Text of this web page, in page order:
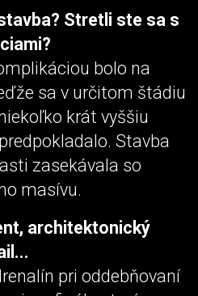
Stretli ste sa s
bolo na
sa v určitom štádiu
krát vyššiu
Stavba
zasekávala so
masívu.
architektonický
pri oddebňovaní